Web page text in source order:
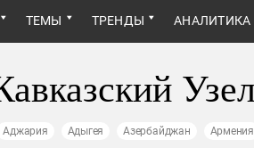
ТЕМЫ ТРЕНДЫ АНАЛИТИКА
Узел
Аджария Адыгея Азербайджан Армения